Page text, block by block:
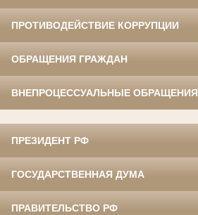
ПРОТИВОДЕЙСТВИЕ КОРРУПЦИИ
ОБРАЩЕНИЯ ГРАЖДАН
ВНЕПРОЦЕССУАЛЬНЫЕ ОБРАЩЕНИЯ
ПРЕЗИДЕНТ РФ
ГОСУДАРСТВЕННАЯ ДУМА
ПРАВИТЕЛЬСТВО РФ